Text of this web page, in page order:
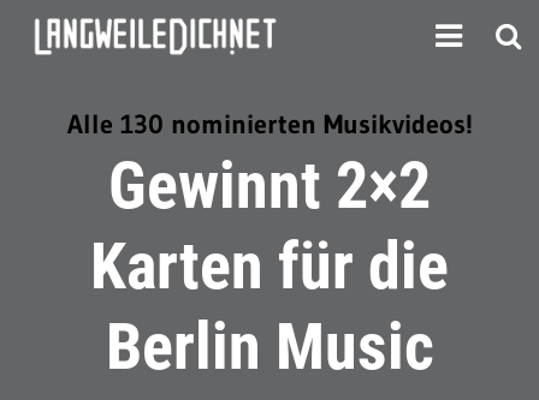
Alle 130 nominierten Musikvideos!
Gewinnt 2×2
Karten für die
Berlin Music